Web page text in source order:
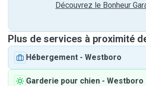
Découvrez le Bonheur
Plus de services à proximité
Hébergement - Westboro
Garderie pour chien - Westboro